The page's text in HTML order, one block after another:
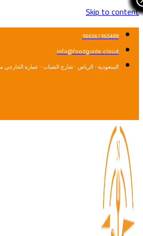
Skip to
966561965488
info@foodguide.cloud
السعودية - الرياض - شارع الضباب - عمارة الخارجي مكتب 6